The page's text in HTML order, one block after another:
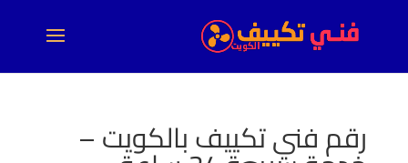
رقم فني تكييف بالكويت –